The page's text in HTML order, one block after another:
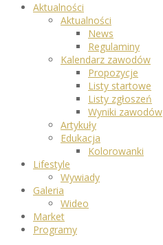
Aktualności
Aktualności
News
Regulaminy
Kalendarz zawodów
Propozycje
Listy startowe
Listy zgłoszeń
Wyniki zawodów
Artykuły
Edukacja
Kolorowanki
Lifestyle
Wywiady
Galeria
Wideo
Market
Programy